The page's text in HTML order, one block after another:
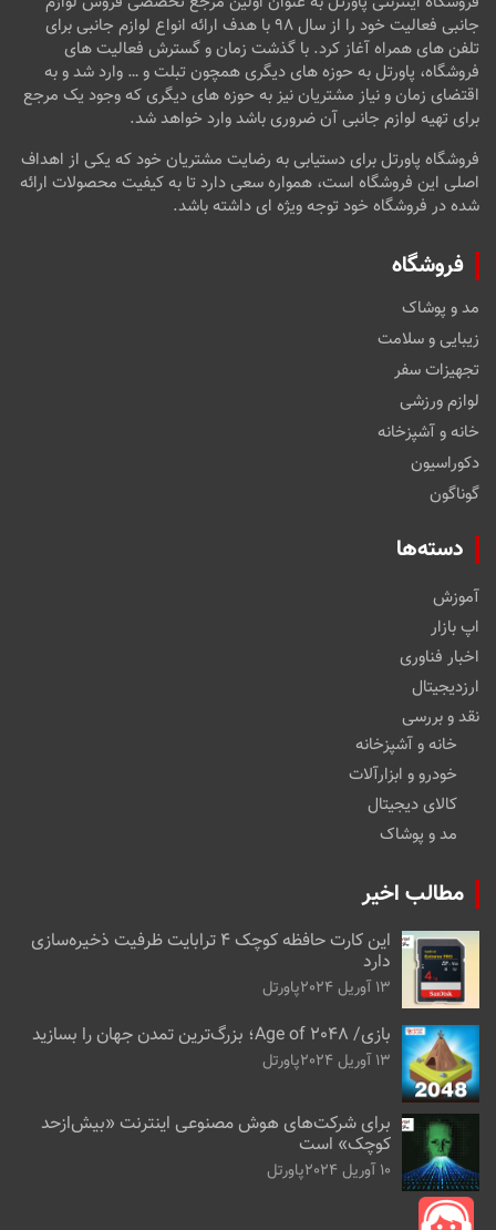
جانبی فعالیت خود را از سال ۹۸ با هدف ارائه انواع لوازم جانبی برای
تلفن های همراه آغاز کرد. با گذشت زمان و گسترش فعالیت های
فروشگاه، پاورتل به حوزه های دیگری همچون تبلت و … وارد شد و به
اقتضای زمان و نیاز مشتریان نیز به حوزه های دیگری که وجود یک مرجع
برای تهیه لوازم جانبی آن ضروری باشد وارد خواهد شد.
فروشگاه پاورتل برای دستیابی به رضایت مشتریان خود که یکی از اهداف
اصلی این فروشگاه است، همواره سعی دارد تا به کیفیت محصولات ارائه
شده در فروشگاه خود توجه ویژه ای داشته باشد.
فروشگاه
مد و پوشاک
زیبایی و سلامت
تجهیزات سفر
لوازم ورزشی
خانه و آشپزخانه
دکوراسیون
گوناگون
دسته‌ها
آموزش
اپ بازار
اخبار فناوری
ارزدیجیتال
نقد و بررسی
خانه و آشپزخانه
خودرو و ابزارآلات
کالای دیجیتال
مد و پوشاک
مطالب اخیر
این کارت حافظه کوچک ۴ ترابایت ظرفیت ذخیره‌سازی
دارد
13 آوریل 2024 پاورتل
بازی/ Age of 2048؛ بزرگ‌ترین تمدن جهان را بسازید
13 آوریل 2024 پاورتل
برای شرکت‌های هوش مصنوعی اینترنت «بیش‌از‌حد
کوچک» است
10 آوریل 2024 پاورتل